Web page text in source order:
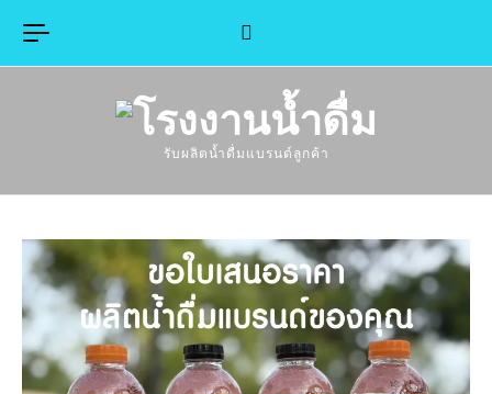
รับผลิตน้ำดื่มแบรนด์ลูกค้า